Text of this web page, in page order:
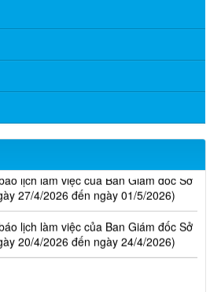
lịch làm việc của Ban Giám đốc Sở
15/6/2026 đến ngày 19/6/2026)
lịch làm việc của Ban Giám đốc Sở
04/5/2026 đến ngày 08/5/2026)
lịch làm việc của Ban Giám đốc Sở
27/4/2026 đến ngày 01/5/2026)
lịch làm việc của Ban Giám đốc Sở
20/4/2026 đến ngày 24/4/2026)